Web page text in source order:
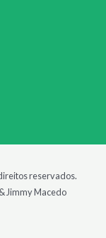
reservados.
Jimmy Macedo